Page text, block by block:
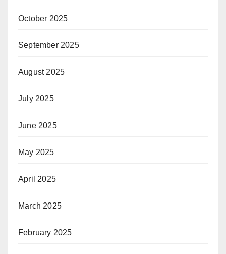
October 2025
September 2025
August 2025
July 2025
June 2025
May 2025
April 2025
March 2025
February 2025